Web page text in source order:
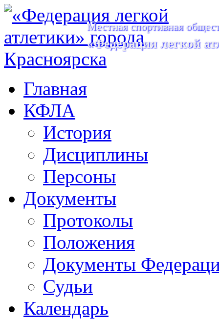
Местная спортивная
«Федерация легкой
Главная
КФЛА
История
Дисциплины
Персоны
Документы
Протоколы
Положения
Документы
Судьи
Календарь